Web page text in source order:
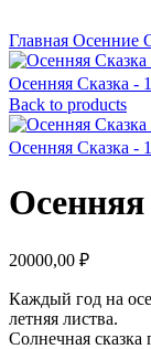
Главная Осенние
Осенняя Сказка -
Back to products
Осенняя Сказка -
20000,00 ₽
Каждый год на
летняя листва.
Солнечная сказка